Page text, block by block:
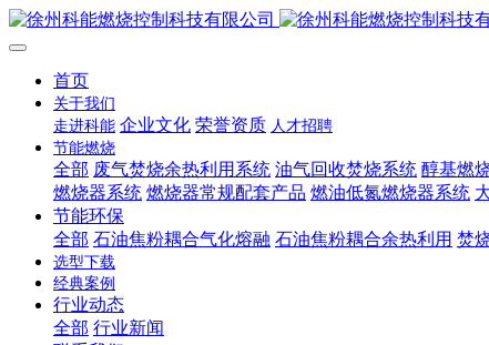
首页
关于我们
走进科能 企业文化 荣誉资质 人才招聘
节能燃烧
全部 废气焚烧余热利用系统 油气回收焚烧系统 醇基燃
燃烧器系统 燃烧器常规配套产品 燃油低氮燃烧器系统
节能环保
全部 石油焦粉耦合气化熔融 石油焦粉耦合余热利用 焚
选型下载
经典案例
行业动态
全部 行业新闻